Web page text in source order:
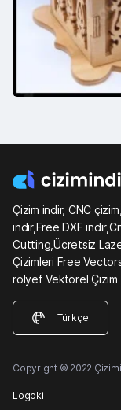
Çizim indir, CNC
indir,Free DXF
Cutting,Ücretsiz
Çizimleri Free
rölyef Vektörel Çizim
Türkçe
Copyright © 2022
Logoki